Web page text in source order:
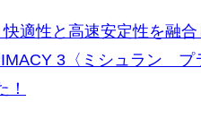
適性と高速安定性を融
3〈ミシュラン プ
！